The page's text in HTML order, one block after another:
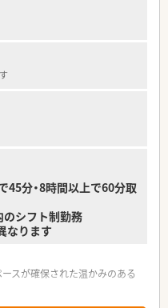
45分・8時間以上で60分取
のシフト制勤務
なります
スが確保された温かみのある